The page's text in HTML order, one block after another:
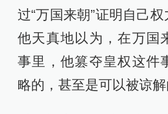
过“万国来朝”证明自己权
他天真地以为，在万国
事里，他篡夺皇权这件
略的，甚至是可以被谅解